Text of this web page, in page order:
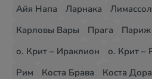
Айя Напа
Ларнака Лимассол
Карловы Вары
Прага Париж
о. Крит – Ираклион
о. Крит –
Рим
Коста Брава Коста